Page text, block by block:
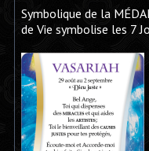
Symbolique de la
de Vie symbolise les 7